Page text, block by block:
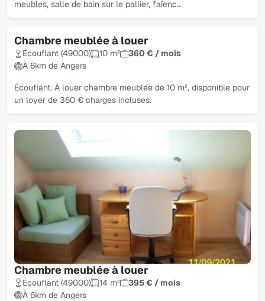
meubles, salle de bain sur le pallier, faïenc…
Chambre meublée à louer
Écouflant (49000) 10 m²
360 € / mois
À 6km de Angers
Écouflant. À louer chambre meublée de 10 m², disponible pour
un loyer de 360 € charges incluses.
Chambre meublée à louer
Écouflant (49000) 14 m²
395 € / mois
À 6km de Angers